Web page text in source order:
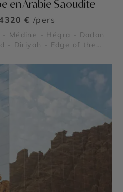
en Arabie Saoudite
€ /pers
Médine - Hégra - Dadan
- Diriyah - Edge of the